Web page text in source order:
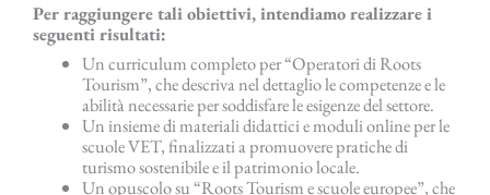
Per raggiungere tali obiettivi, intendiamo realizzare i
seguenti risultati:
Un curriculum completo per “Operatori di Roots
Tourism”, che descriva nel dettaglio le competenze e le
abilità necessarie per soddisfare le esigenze del settore.
Un insieme di materiali didattici e moduli online per le
scuole VET, finalizzati a promuovere pratiche di
turismo sostenibile e il patrimonio locale.
Un opuscolo su “Roots Tourism e scuole europee”, che